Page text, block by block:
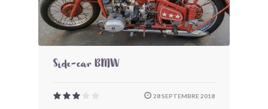
Side-car BMW
28 SEPTEMBRE 2018